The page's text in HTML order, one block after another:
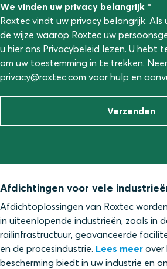
We vinden uw privacy belangrijk *
Roxtec vindt uw privacy belangrijk.
de wijze waarop Roxtec uw
u hier ons Privacybeleid lezen. U hebt
om uw toestemming in te trekken.
privacy@roxtec.com voor hulp en
Verzenden
Afdichtingen voor vele
Afdichtoplossingen van Roxtec
in uiteenlopende industrieën, zoals in
railinfrastructuur, geavanceerde
en de procesindustrie. Lees meer over
bescherming biedt in uw industrie en